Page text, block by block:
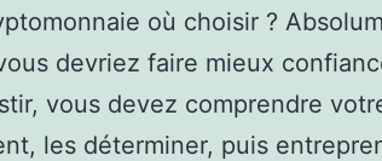
où choisir ?
devriez faire mieux
vous devez comprendre
les déterminer, puis